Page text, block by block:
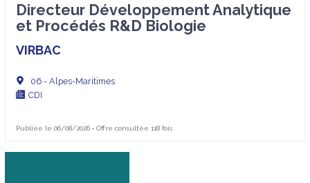
Directeur Développement Analytique
et Procédés R&D Biologie
VIRBAC
06 - Alpes-Maritimes
CDI
Publiée le 06/08/2026 • Offre consultée 118 fois